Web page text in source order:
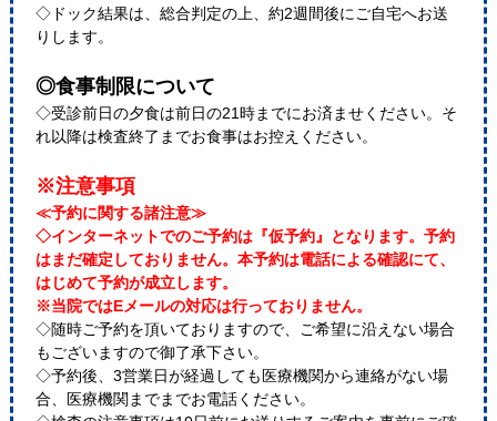
◇ドック結果は、総合判定の上、約2週間後にご自宅へお送
りします。
◎食事制限について
◇受診前日の夕食は前日の21時までにお済ませください。そ
れ以降は検査終了までお食事はお控えください。
※注意事項
≪予約に関する諸注意≫
◇インターネットでのご予約は『仮予約』となります。予約
はまだ確定しておりません。本予約は電話による確認にて、
はじめて予約が成立します。
※当院ではEメールの対応は行っておりません。
◇随時ご予約を頂いておりますので、ご希望に沿えない場合
もございますので御了承下さい。
◇予約後、3営業日が経過しても医療機関から連絡がない場
合、医療機関までまでお電話ください。